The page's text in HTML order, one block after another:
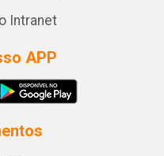
Intranet
APP